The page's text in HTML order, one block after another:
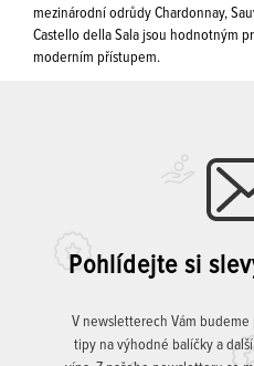
mezinárodní odrůdy Chardonnay,
Castello della Sala jsou hodnotným
moderním přístupem.
Pohlídejte si
V newsletterech Vám
tipy na výhodné balíčky a